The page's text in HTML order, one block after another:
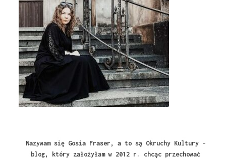
Nazywam się Gosia Fraser, a to są Okruchy Kultury –
blog, który założyłam w 2012 r. chcąc przechować